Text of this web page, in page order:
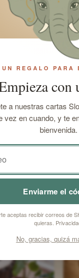
las reseñas que
UN REGALO PARA
con
a nuestras cartas
vez en cuando, y te
bienvenida.
Enviarme el
aceptas recibir correos de
quieras.
No, gracias, quizá